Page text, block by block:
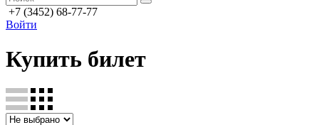
+7 (3452) 68-77-77
Войти
Купить билет